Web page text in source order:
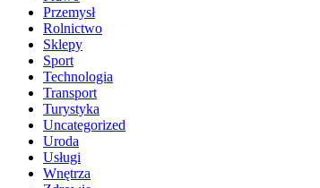
Przemysł
Rolnictwo
Sklepy
Sport
Technologia
Transport
Turystyka
Uncategorized
Uroda
Usługi
Wnętrza